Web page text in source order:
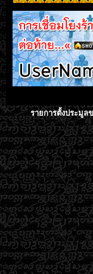
รายการตั้งประมูล